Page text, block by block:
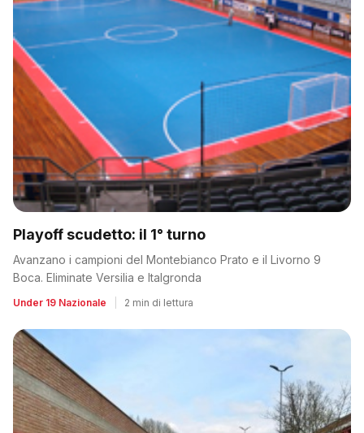
Playoff scudetto: il 1° turno
Avanzano i campioni del Montebianco Prato e il Livorno 9
Boca. Eliminate Versilia e Italgronda
Under 19 Nazionale 2 min di lettura